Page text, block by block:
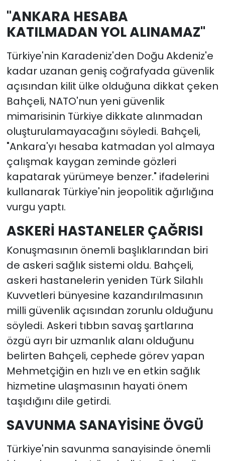
"ANKARA HESABA
KATILMADAN YOL ALINAMAZ"
Türkiye'nin Karadeniz'den Doğu Akdeniz'e
kadar uzanan geniş coğrafyada güvenlik
açısından kilit ülke olduğuna dikkat çeken
Bahçeli, NATO'nun yeni güvenlik
mimarisinin Türkiye dikkate alınmadan
oluşturulamayacağını söyledi. Bahçeli,
"Ankara'yı hesaba katmadan yol almaya
çalışmak kaygan zeminde gözleri
kapatarak yürümeye benzer." ifadelerini
kullanarak Türkiye'nin jeopolitik ağırlığına
vurgu yaptı.
ASKERİ HASTANELER ÇAĞRISI
Konuşmasının önemli başlıklarından biri
de askeri sağlık sistemi oldu. Bahçeli,
askeri hastanelerin yeniden Türk Silahlı
Kuvvetleri bünyesine kazandırılmasının
milli güvenlik açısından zorunlu olduğunu
söyledi. Askeri tıbbın savaş şartlarına
özgü ayrı bir uzmanlık alanı olduğunu
belirten Bahçeli, cephede görev yapan
Mehmetçiğin en hızlı ve en etkin sağlık
hizmetine ulaşmasının hayati önem
taşıdığını dile getirdi.
SAVUNMA SANAYİSİNE ÖVGÜ
Türkiye'nin savunma sanayisinde önemli